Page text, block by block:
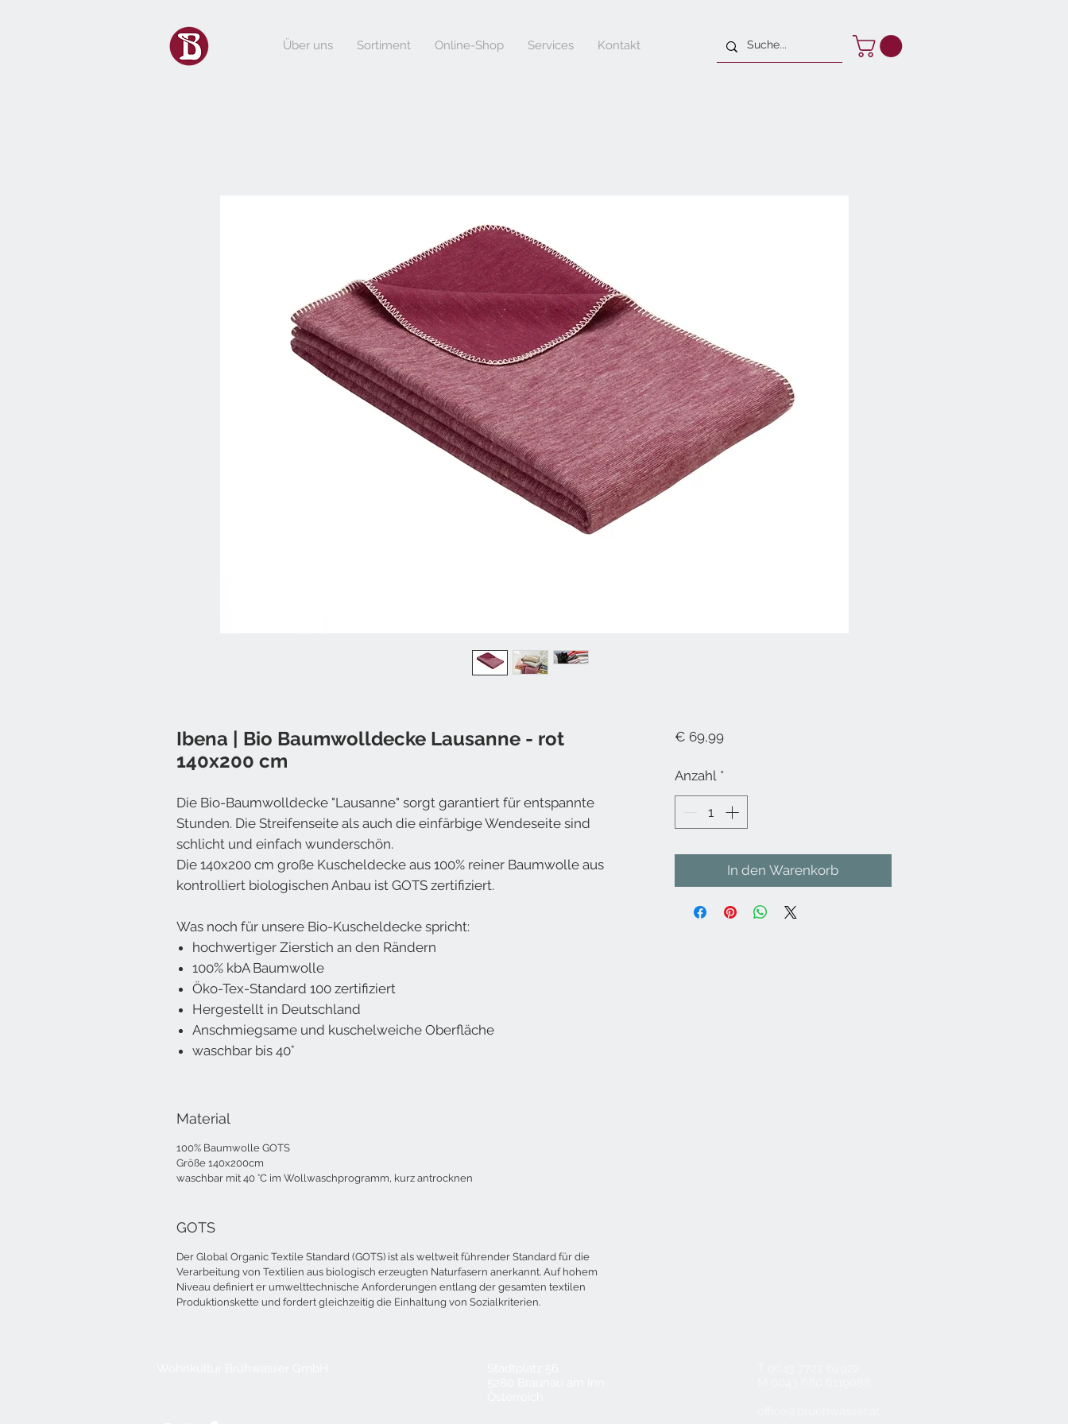
Über uns Sortiment Online-Shop Services Kontakt
Ibena | Bio Baumwolldecke Lausanne - rot
140x200 cm
Die Bio-Baumwolldecke "Lausanne" sorgt garantiert für entspannte
Stunden. Die Streifenseite als auch die einfärbige Wendeseite sind
schlicht und einfach wunderschön.
Die 140x200 cm große Kuscheldecke aus 100% reiner Baumwolle aus
kontrolliert biologischen Anbau ist GOTS zertifiziert.
Was noch für unsere Bio-Kuscheldecke spricht:
hochwertiger Zierstich an den Rändern
100% kbA Baumwolle
Öko-Tex-Standard 100 zertifiziert
Hergestellt in Deutschland
Anschmiegsame und kuschelweiche Oberfläche
waschbar bis 40°
Material
100% Baumwolle GOTS
Größe 140x200cm
waschbar mit 40 °C im Wollwaschprogramm, kurz antrocknen
GOTS
Der Global Organic Textile Standard (GOTS) ist als weltweit führender Standard für die
Verarbeitung von Textilien aus biologisch erzeugten Naturfasern anerkannt. Auf hohem
Niveau definiert er umwelttechnische Anforderungen entlang der gesamten textilen
Produktionskette und fordert gleichzeitig die Einhaltung von Sozialkriterien.
€ 69,99Preis
Anzahl *
In den Warenkorb